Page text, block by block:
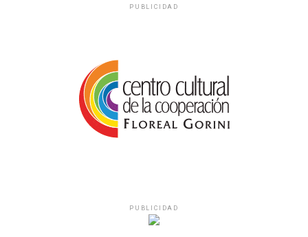
PUBLICIDAD
PUBLICIDAD